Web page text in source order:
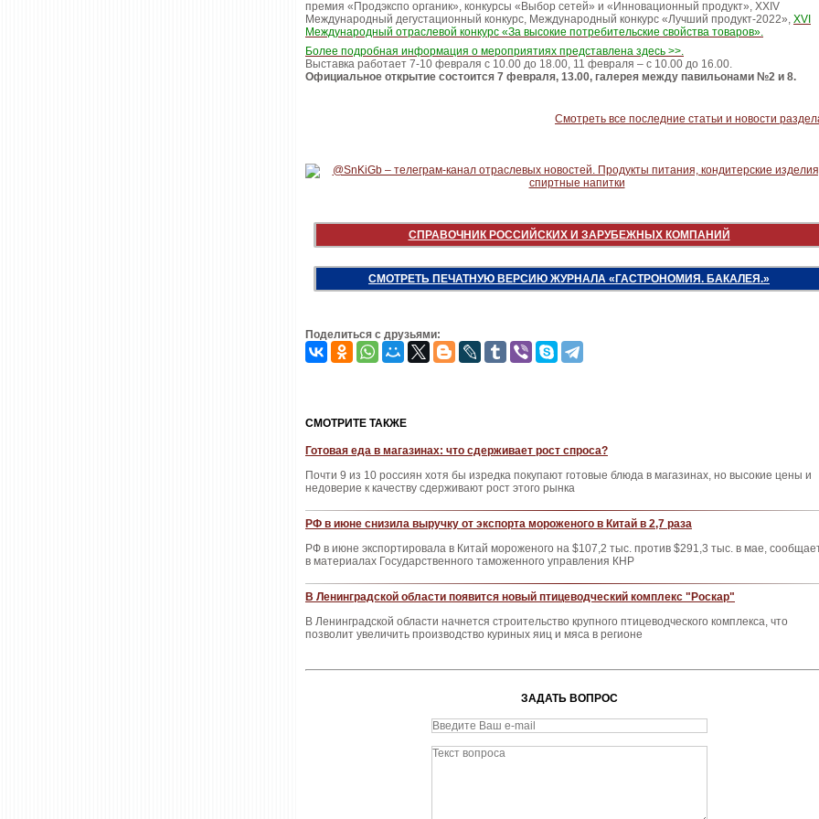
премия «Продэкспо органик», конкурсы «Выбор сетей» и «Инновационный продукт», XXIV
Международный дегустационный конкурс, Международный конкурс «Лучший продукт-2022», XVI
Международный отраслевой конкурс «За высокие потребительские свойства товаров».
Более подробная информация о мероприятиях представлена здесь >>.
Выставка работает 7-10 февраля с 10.00 до 18.00, 11 февраля – с 10.00 до 16.00.
Официальное открытие состоится 7 февраля, 13.00, галерея между павильонами №2 и 8.
Смотреть все последние статьи и новости
СПРАВОЧНИК РОССИЙСКИХ И ЗАРУБЕЖНЫХ КОМПАНИЙ
СМОТРЕТЬ ПЕЧАТНУЮ ВЕРСИЮ ЖУРНАЛА «ГАСТРОНОМИЯ. БАКАЛЕЯ.»
Поделиться с друзьями:
CМОТРИТЕ ТАКЖЕ
Готовая еда в магазинах: что сдерживает рост спроса?
Почти 9 из 10 россиян хотя бы изредка покупают готовые блюда в магазинах, но высокие цены и
недоверие к качеству сдерживают рост этого рынка
РФ в июне снизила выручку от экспорта мороженого в Китай в 2,7 раза
РФ в июне экспортировала в Китай мороженого на $107,2 тыс. против $291,3 тыс. в мае,
в материалах Государственного таможенного управления КНР
В Ленинградской области появится новый птицеводческий комплекс "Роскар"
В Ленинградской области начнется строительство крупного птицеводческого комплекса, что
позволит увеличить производство куриных яиц и мяса в регионе
ЗАДАТЬ ВОПРОС